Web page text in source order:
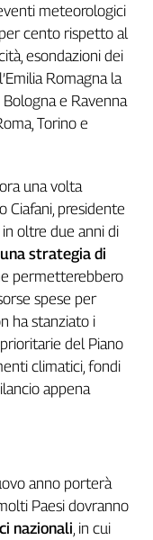
meteorologici
cento rispetto al
esondazioni dei
Romagna la
e Ravenna
Torino e
una volta
Ciafani, presidente
in oltre due anni di
strategia di
permetterebbero
spese per
ha stanziato i
del Piano
climatici, fondi
appena
anno porterà
Paesi dovranno
nazionali, in cui